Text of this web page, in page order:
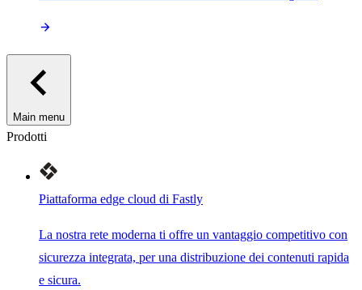
Main menu
Prodotti
Piattaforma edge cloud di Fastly
La nostra rete moderna ti offre un vantaggio competitivo con
sicurezza integrata, per una distribuzione dei contenuti rapida
e sicura.